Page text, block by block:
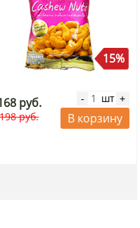
15%
руб.
198 руб.
- шт +
В корзину